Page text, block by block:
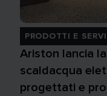
PRODOTTI E
Ariston lancia la
scaldacqua
progettati e